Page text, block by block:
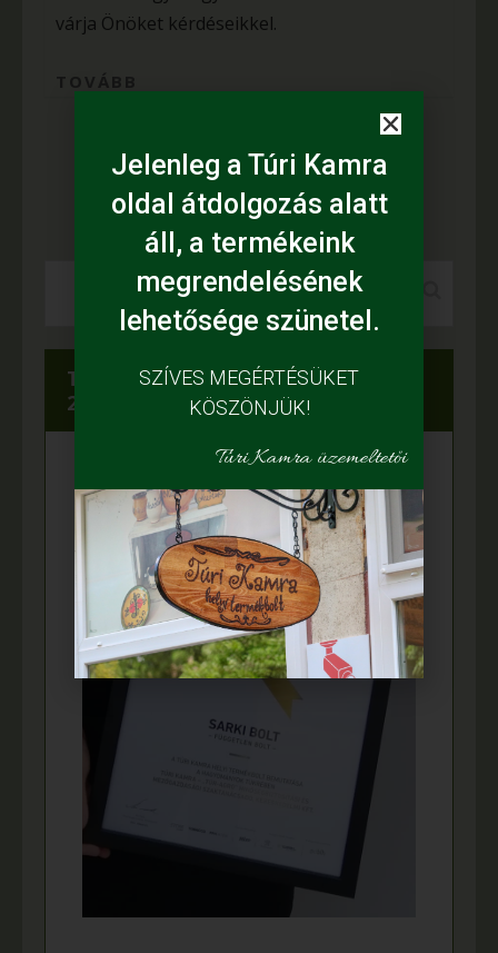
várja Önöket kérdéseikkel.
TOVÁBB
1 2 … 4 >
Túri Kamra az Év boltja 2021-ben és
2019-ben
Jelenleg a Túri Kamra
oldal átdolgozás alatt
áll, a termékeink
megrendelésének
lehetősége szünetel.
SZÍVES MEGÉRTÉSÜKET
KÖSZÖNJÜK!
Túri Kamra üzemeltetői